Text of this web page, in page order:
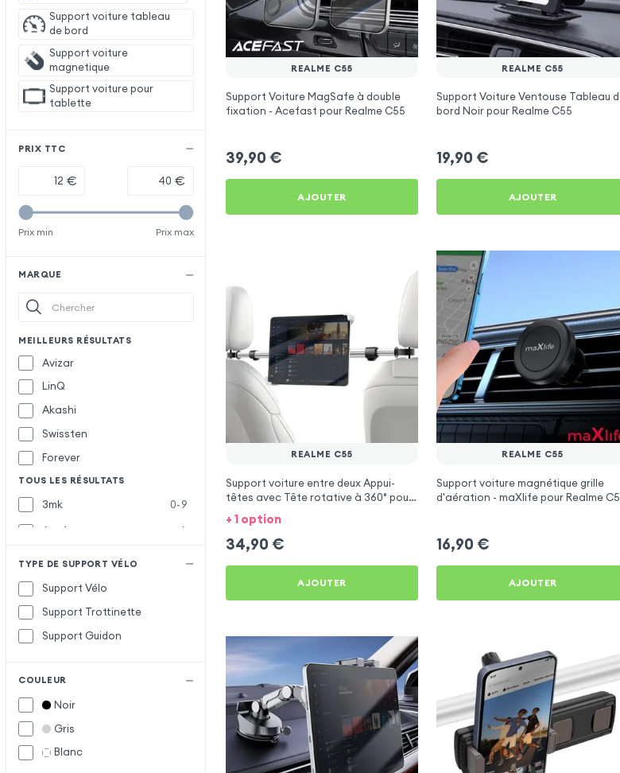
Support voiture tableau
de bord
Support voiture
magnetique
Support voiture pour
tablette
PRIX TTC
€ €
Prix min Prix max
MARQUE
MEILLEURS RÉSULTATS
Avizar
LinQ
Akashi
Swissten
Forever
TOUS LES RÉSULTATS
3mk
0-9
Acefast
A
Baseus
Belkin
Forcell
Maxlife
M
Vennus
wiwu
TYPE DE SUPPORT VÉLO
Support Vélo
Support Trottinette
Support Guidon
COULEUR
Noir
Gris
Blanc
REALME C55
Support Voiture MagSafe à double
fixation - Acefast pour Realme C55
39,90 €
AJOUTER
REALME C55
Support Voiture Ventouse Tableau
bord Noir pour Realme C55
19,90 €
AJOUTER
REALME C55
Support voiture entre deux Appui-
têtes avec Tête rotative à 360° pour
Realme C55
+ 1 option
34,90 €
AJOUTER
REALME C55
Support voiture magnétique grille
d'aération - maXlife pour Realme
16,90 €
AJOUTER